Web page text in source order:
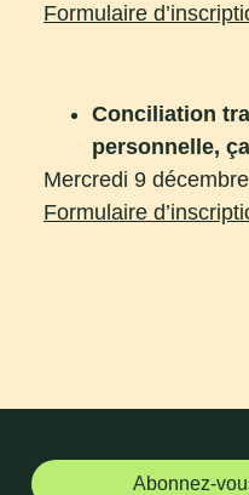
Formulaire
Conciliation
personnelle,
Mercredi 9
Formulaire
Abonnez-